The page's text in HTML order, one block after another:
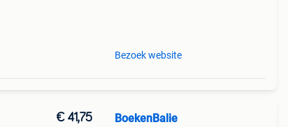
Bezoek website
€ 41,75 BoekenBalie